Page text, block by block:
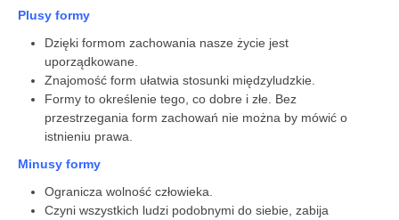
Plusy formy
Dzięki formom zachowania nasze życie jest
uporządkowane.
Znajomość form ułatwia stosunki międzyludzkie.
Formy to określenie tego, co dobre i złe. Bez
przestrzegania form zachowań nie można by mówić o
istnieniu prawa.
Minusy formy
Ogranicza wolność człowieka.
Czyni wszystkich ludzi podobnymi do siebie, zabija